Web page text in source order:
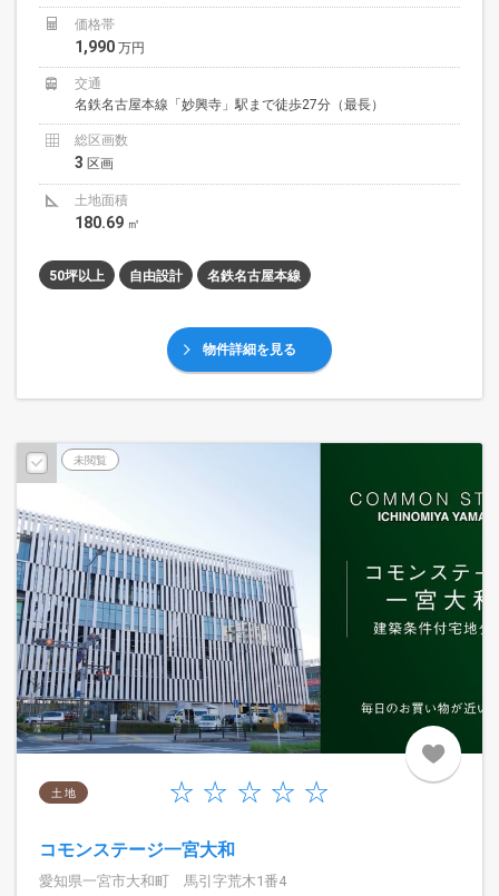
価格帯
1,990 万円
交通
名鉄名古屋本線「妙興寺」駅まで徒歩27分（最長）
総区画数
3 区画
土地面積
180.69 ㎡
50坪以上 自由設計 名鉄名古屋本線
物件詳細を見る
未閲覧
土 地
コモンステージ一宮大和
愛知県一宮市大和町 馬引字荒木1番4